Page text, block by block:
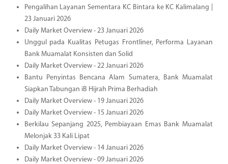
Pengalihan Layanan Sementara KC Bintara ke KC Kalimalang |
23 Januari 2026
Daily Market Overview - 23 Januari 2026
Unggul pada Kualitas Petugas Frontliner, Performa Layanan
Bank Muamalat Konsisten dan Solid
Daily Market Overview - 22 Januari 2026
Bantu Penyintas Bencana Alam Sumatera, Bank Muamalat
Siapkan Tabungan iB Hijrah Prima Berhadiah
Daily Market Overview - 19 Januari 2026
Daily Market Overview - 15 Januari 2026
Berkilau Sepanjang 2025, Pembiayaan Emas Bank Muamalat
Melonjak 33 Kali Lipat
Daily Market Overview - 14 Januari 2026
Daily Market Overview - 09 Januari 2026